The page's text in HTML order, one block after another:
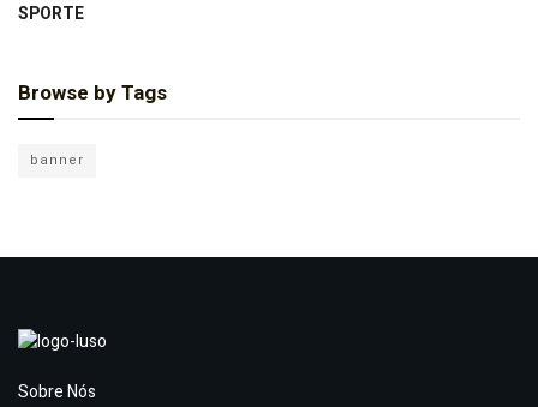
SPORTE
Browse by Tags
banner
Sobre Nós